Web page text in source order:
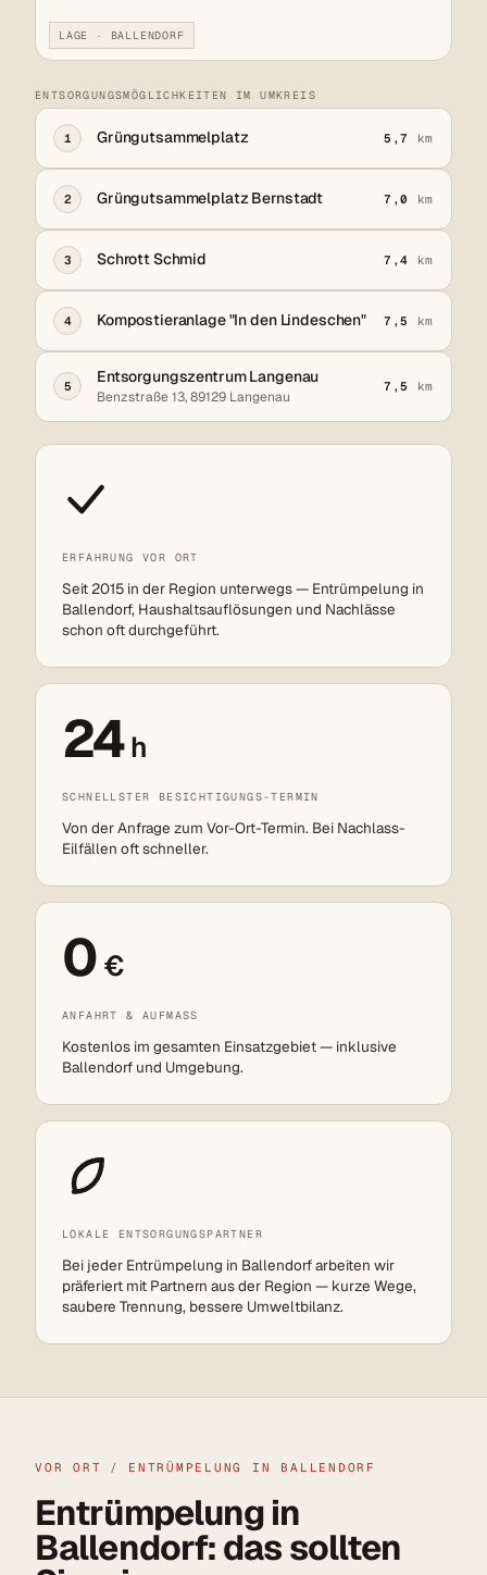
LAGE · BALLENDORF
ENTSORGUNGSMÖGLICHKEITEN IM UMKREIS
1 Grüngutsammelplatz 5,7 km
2 Grüngutsammelplatz Bernstadt 7,0 km
3 Schrott Schmid 7,4 km
4 Kompostieranlage "In den Lindeschen" 7,5 km
5
Entsorgungszentrum Langenau
Benzstraße 13, 89129 Langenau
7,5 km
ERFAHRUNG VOR ORT
Seit 2015 in der Region unterwegs — Entrümpelung in
Ballendorf, Haushaltsauflösungen und Nachlässe
schon oft durchgeführt.
24h
SCHNELLSTER BESICHTIGUNGS-TERMIN
Von der Anfrage zum Vor-Ort-Termin. Bei Nachlass-
Eilfällen oft schneller.
0 €
ANFAHRT & AUFMASS
Kostenlos im gesamten Einsatzgebiet — inklusive
Ballendorf und Umgebung.
LOKALE ENTSORGUNGSPARTNER
Bei jeder Entrümpelung in Ballendorf arbeiten wir
präferiert mit Partnern aus der Region — kurze Wege,
saubere Trennung, bessere Umweltbilanz.
VOR ORT / ENTRÜMPELUNG IN BALLENDORF
Entrümpelung in
Ballendorf: das sollten